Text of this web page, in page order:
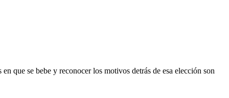
que se bebe y reconocer los motivos detrás de esa elección son